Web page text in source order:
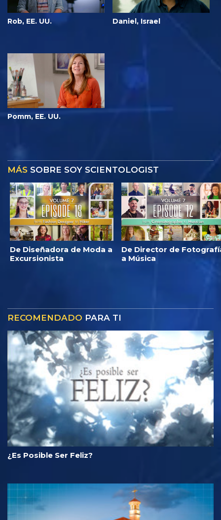
Rob, EE. UU. Daniel, Israel
Pomm, EE. UU.
MÁS SOBRE SOY SCIENTOLOGIST
De Diseñadora de Moda a
Excursionista
De Director de
a Música
RECOMENDADO PARA TI
¿Es Posible Ser Feliz?